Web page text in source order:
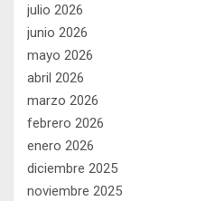
julio 2026
junio 2026
mayo 2026
abril 2026
marzo 2026
febrero 2026
enero 2026
diciembre 2025
noviembre 2025